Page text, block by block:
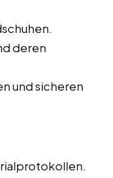
deren
und sicheren